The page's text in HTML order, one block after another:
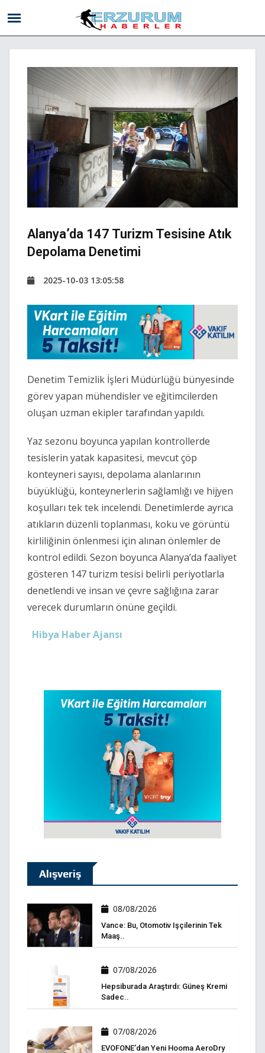
Alanya’da 147 Turizm Tesisine Atık
Depolama Denetimi
2025-10-03 13:05:58
Denetim Temizlik İşleri Müdürlüğü bünyesinde
görev yapan mühendisler ve eğitimcilerden
oluşan uzman ekipler tarafından yapıldı.
Yaz sezonu boyunca yapılan kontrollerde
tesislerin yatak kapasitesi, mevcut çöp
konteyneri sayısı, depolama alanlarının
büyüklüğü, konteynerlerin sağlamlığı ve hijyen
koşulları tek tek incelendi. Denetimlerde ayrıca
atıkların düzenli toplanması, koku ve görüntü
kirliliğinin önlenmesi için alınan önlemler de
kontrol edildi. Sezon boyunca Alanya’da faaliyet
gösteren 147 turizm tesisi belirli periyotlarla
denetlendi ve insan ve çevre sağlığına zarar
verecek durumların önüne geçildi.
Hibya Haber Ajansı
Alışveriş
08/08/2026
Vance: Bu, Otomotiv Işçilerinin Tek
Maaş..
07/08/2026
Hepsiburada Araştırdı: Güneş Kremi
Sadec..
07/08/2026
EVOFONE’dan Yeni Hooma AeroDry